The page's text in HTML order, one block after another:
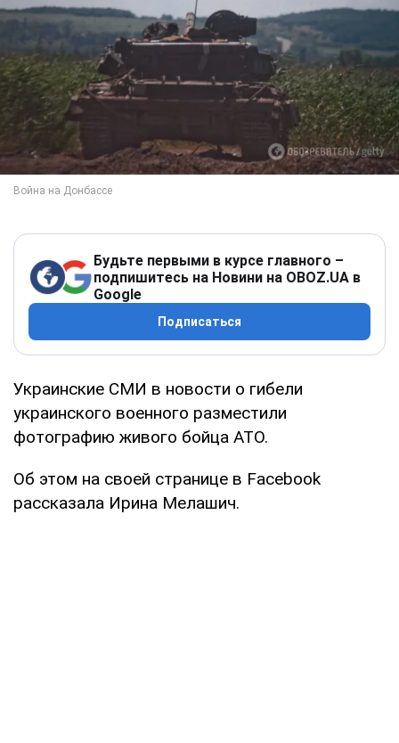
Будьте первыми в курсе главного –
подпишитесь на Новини на OBOZ.UA в
Google
Подписаться
Украинские СМИ в новости о гибели
украинского военного разместили
фотографию живого бойца АТО.
Об этом на своей странице в Facebook
рассказала Ирина Мелашич.